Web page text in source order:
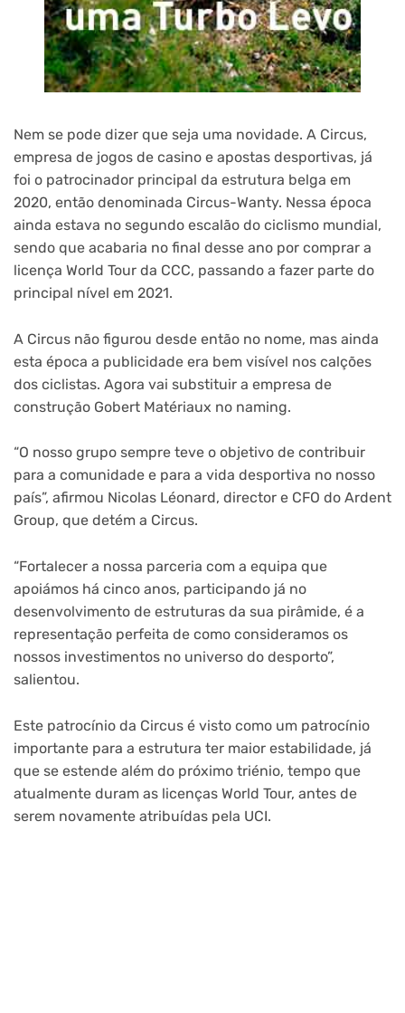
Nem se pode dizer que seja uma novidade. A Circus,
empresa de jogos de casino e apostas desportivas, já
foi o patrocinador principal da estrutura belga em
2020, então denominada Circus-Wanty. Nessa época
ainda estava no segundo escalão do ciclismo mundial,
sendo que acabaria no final desse ano por comprar a
licença World Tour da CCC, passando a fazer parte do
principal nível em 2021.
A Circus não figurou desde então no nome, mas ainda
esta época a publicidade era bem visível nos calções
dos ciclistas. Agora vai substituir a empresa de
construção Gobert Matériaux no naming.
“O nosso grupo sempre teve o objetivo de contribuir
para a comunidade e para a vida desportiva no nosso
país”, afirmou Nicolas Léonard, director e CFO do Ardent
Group, que detém a Circus.
“Fortalecer a nossa parceria com a equipa que
apoiámos há cinco anos, participando já no
desenvolvimento de estruturas da sua pirâmide, é a
representação perfeita de como consideramos os
nossos investimentos no universo do desporto”,
salientou.
Este patrocínio da Circus é visto como um patrocínio
importante para a estrutura ter maior estabilidade, já
que se estende além do próximo triénio, tempo que
atualmente duram as licenças World Tour, antes de
serem novamente atribuídas pela UCI.